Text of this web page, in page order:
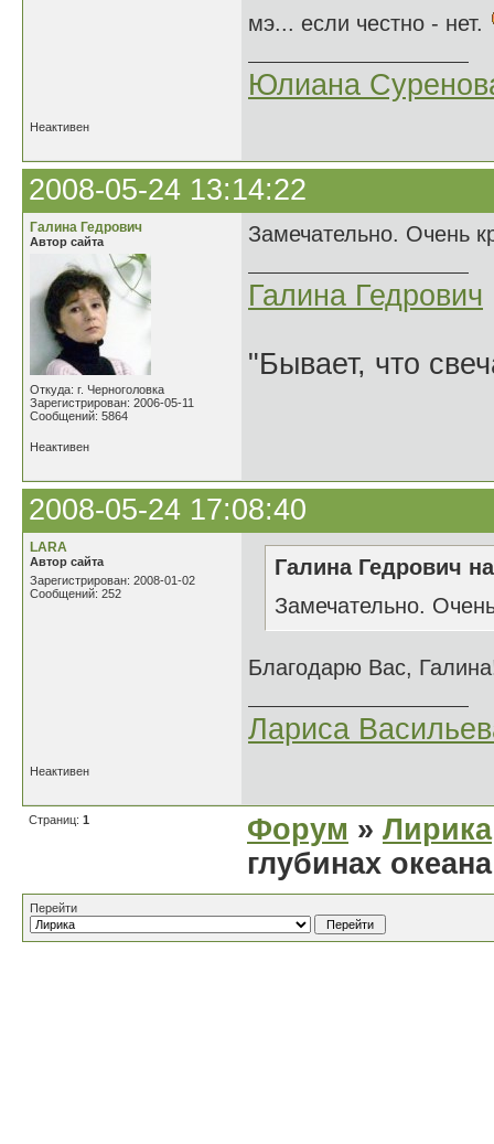
мэ... если честно - нет.
Юлиана
Неактивен
2008-05-24 13:14:22
Галина Гедрович
Автор сайта
Откуда: г. Черноголовка
Зарегистрирован: 2006-05-11
Сообщений: 5864
Замечательно. Очень
Галина Гедрович
"Бывает, что
Неактивен
2008-05-24 17:08:40
LARA
Автор сайта
Зарегистрирован: 2008-01-02
Сообщений: 252
Галина Гедрович
Замечательно.
Благодарю Вас,
Лариса
Неактивен
Страниц: 1 Форум » Лирика
глубинах
Перейти